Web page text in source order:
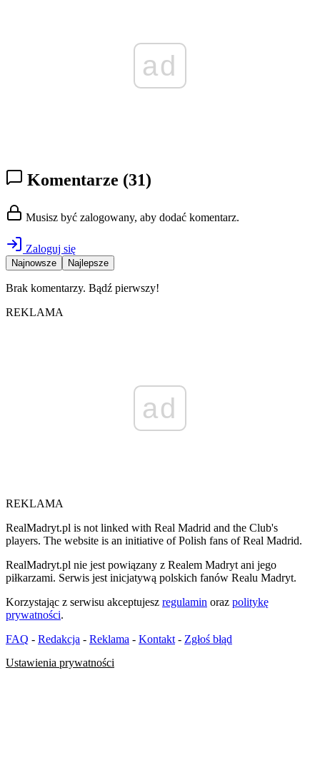
ad
Komentarze (31)
Musisz być zalogowany, aby dodać komentarz.
Zaloguj się
Najnowsze Najlepsze
Brak komentarzy. Bądź pierwszy!
REKLAMA
ad
REKLAMA
RealMadryt.pl is not linked with Real Madrid and the Club's
players. The website is an initiative of Polish fans of Real Madrid.
RealMadryt.pl nie jest powiązany z Realem Madryt ani jego
piłkarzami. Serwis jest inicjatywą polskich fanów Realu Madryt.
Korzystając z serwisu akceptujesz regulamin oraz politykę
prywatności.
FAQ - Redakcja - Reklama - Kontakt - Zgłoś błąd
Ustawienia prywatności